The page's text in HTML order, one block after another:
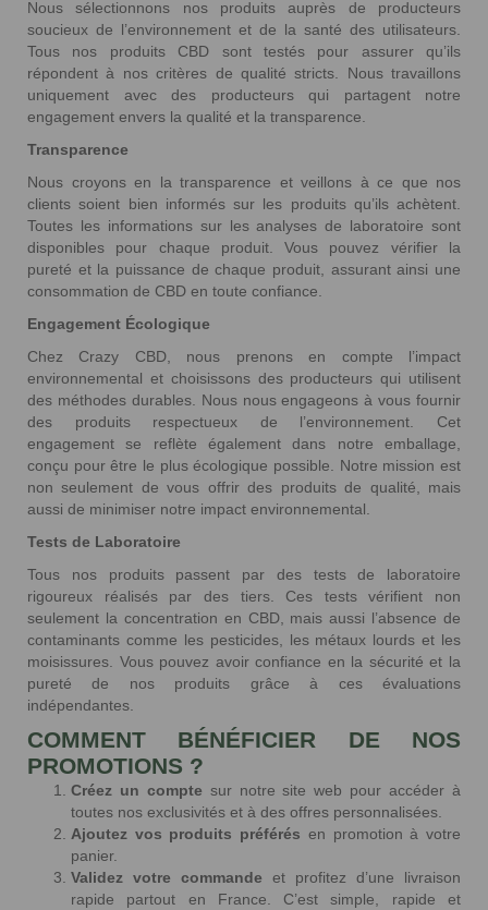
2 avis
Nous sélectionnons nos produits auprès de producteurs
soucieux de l’environnement et de la santé des utilisateurs.
Tous nos produits CBD sont testés pour assurer qu’ils
répondent à nos critères de qualité stricts. Nous travaillons
uniquement avec des producteurs qui partagent notre
engagement envers la qualité et la transparence.
Transparence
Nous croyons en la transparence et veillons à ce que nos
clients soient bien informés sur les produits qu’ils achètent.
Toutes les informations sur les analyses de laboratoire sont
disponibles pour chaque produit. Vous pouvez vérifier la
pureté et la puissance de chaque produit, assurant ainsi une
consommation de CBD en toute confiance.
Engagement Écologique
Chez Crazy CBD, nous prenons en compte l’impact
environnemental et choisissons des producteurs qui utilisent
des méthodes durables. Nous nous engageons à vous fournir
des produits respectueux de l’environnement. Cet
engagement se reflète également dans notre emballage,
conçu pour être le plus écologique possible. Notre mission est
non seulement de vous offrir des produits de qualité, mais
aussi de minimiser notre impact environnemental.
Tests de Laboratoire
Tous nos produits passent par des tests de laboratoire
rigoureux réalisés par des tiers. Ces tests vérifient non
seulement la concentration en CBD, mais aussi l’absence de
contaminants comme les pesticides, les métaux lourds et les
moisissures. Vous pouvez avoir confiance en la sécurité et la
pureté de nos produits grâce à ces évaluations
indépendantes.
COMMENT BÉNÉFICIER DE NOS
PROMOTIONS ?
Créez un compte sur notre site web pour accéder à
toutes nos exclusivités et à des offres personnalisées.
Ajoutez vos produits préférés en promotion à votre
panier.
Validez votre commande et profitez d’une livraison
rapide partout en France. C’est simple, rapide et